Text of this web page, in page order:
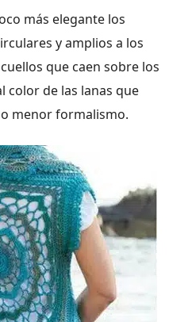
más elegante los
y amplios a los
que caen sobre los
color de las lanas que
menor formalismo.